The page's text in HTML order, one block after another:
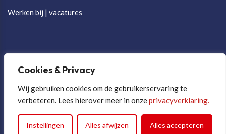
Cookies & Privacy
Wij gebruiken cookies om de gebruikerservaring te
verbeteren. Lees hierover meer in onzeprivacyverklaring.
Instellingen Alles afwijzen Alles accepteren
Werken bij | vacatures
Cookievoorkeuren aanpassen